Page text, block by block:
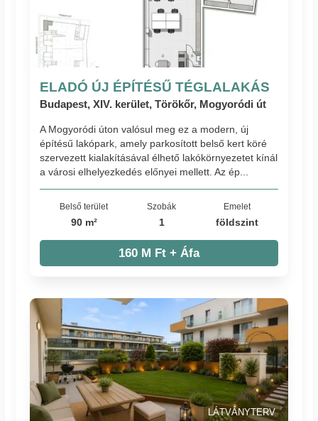
ELADÓ ÚJ ÉPÍTÉSŰ TÉGLALAKÁS
Budapest, XIV. kerület, Törökőr, Mogyoródi út
A Mogyoródi úton valósul meg ez a modern, új
építésű lakópark, amely parkosított belső kert köré
szervezett kialakításával élhető lakókörnyezetet kínál
a városi elhelyezkedés előnyei mellett. Az ép...
Belső terület
90 m²
Szobák
1
Emelet
földszint
160 M Ft + Áfa
LÁTVÁNYTERV